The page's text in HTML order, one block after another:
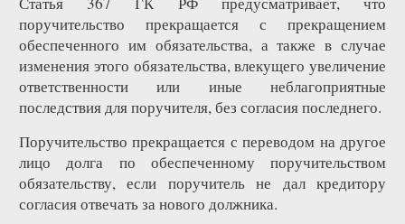
поручительство прекращается с прекращением
обеспеченного им обязательства, а также в случае
изменения этого обязательства, влекущего увеличение
ответственности или иные неблагоприятные
последствия для поручителя, без согласия последнего.
Поручительство прекращается с переводом на другое
лицо долга по обеспеченному поручительством
обязательству, если поручитель не дал кредитору
согласия отвечать за нового должника.